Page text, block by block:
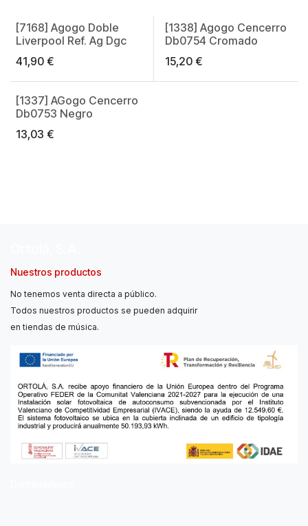
[7168] Agogo Doble
Liverpool Ref. Ag Dgc
41,90 €
[1338] Agogo Cencerro
Db0754 Cromado
15,20€
[1337] AGogo Cencerro
Db0753 Negro
13,03 €
Nuestros productos
No tenemos venta directa a público.
Todos nuestros productos se pueden adquirir
en tiendas de música.